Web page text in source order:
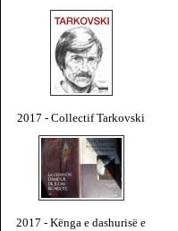
2017 - Collectif Tarkovski
2017 - Kënga e dashurisë e